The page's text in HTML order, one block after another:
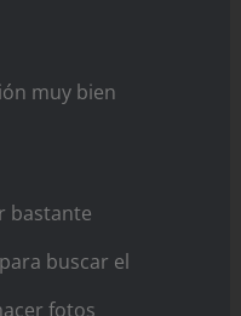
muy bien
bastante
buscar el
fotos